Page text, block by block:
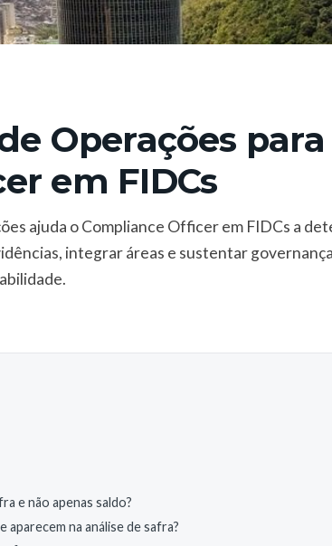
Operações para
em FIDCs
ajuda o Compliance Officer em FIDCs a
integrar áreas e sustentar
e não apenas saldo?
aparecem na análise de safra?